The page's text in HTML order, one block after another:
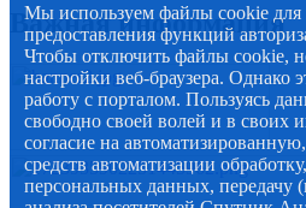
Важная информация
Мы используем файлы cookie для
предоставления функций
Чтобы отключить файлы cookie,
настройки веб-браузера. Однако
работу с порталом. Пользуясь
свободно своей волей и в своих
согласие на
средств автоматизации
персональных данных, передачу